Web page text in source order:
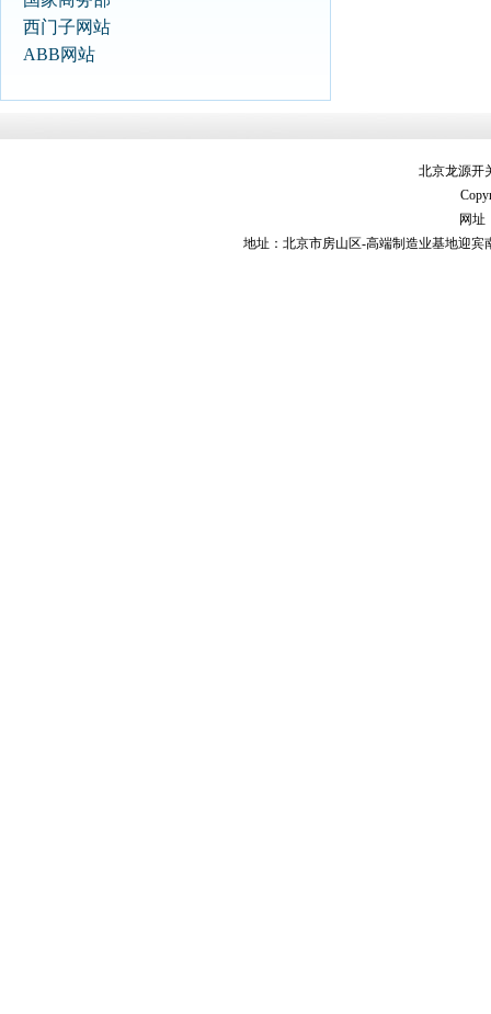
西门子网站
ABB网站
北京龙源开
网址
地址：北京市房山区-高端制造业基地迎宾